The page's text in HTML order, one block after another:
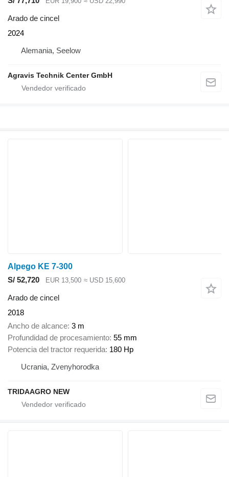
Arado de cincel
2024
Alemania, Seelow
Agravis Technik Center GmbH
Alpego KE 7-300
S/ 52,720
EUR 13,500 ≈ USD 15,600
Arado de cincel
2018
Ancho de alcance 3 m
Profundidad de procesamiento 55 mm
Potencia del tractor requerida 180 Hp
Ucrania, Zvenyhorodka
TRIDAAGRO NEW